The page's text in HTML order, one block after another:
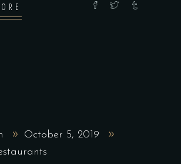
October 5, 2019